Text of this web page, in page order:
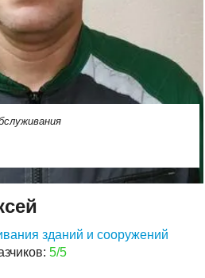
зданий и сооружений
5/5